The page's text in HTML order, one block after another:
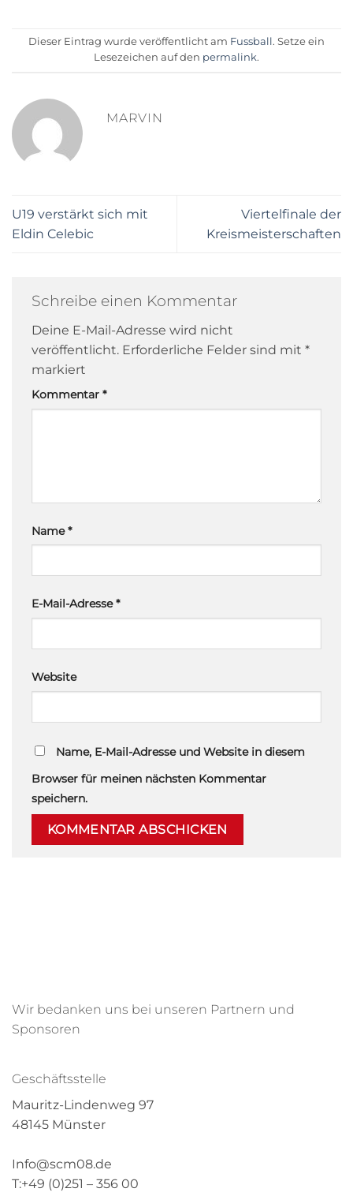
Dieser Eintrag wurde veröffentlicht am Fussball. Setze ein
Lesezeichen auf den permalink.
MARVIN
U19 verstärkt sich mit
Eldin Celebic
Viertelfinale der
Kreismeisterschaften
Schreibe einen Kommentar
Deine E-Mail-Adresse wird nicht
veröffentlicht. Erforderliche Felder sind mit *
markiert
Kommentar *
Name*
E-Mail-Adresse*
Website
Name, E-Mail-Adresse und Website in diesem
Browser für meinen nächsten Kommentar
speichern.
Wir bedanken uns bei unseren Partnern und
Sponsoren
Geschäftsstelle
Mauritz-Lindenweg 97
48145 Münster
Info@scm08.de
T:+49 (0)251 – 356 00